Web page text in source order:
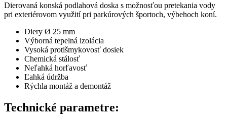
Dierovaná konská podlahová doska s možnosťou pretekania vody
pri exteriérovom využití pri parkúrových športoch, výbehoch koní.
Diery Ø 25 mm
Výborná tepelná izolácia
Vysoká protišmykovosť dosiek
Chemická stálosť
Neľahká horľavosť
Ľahká údržba
Rýchla montáž a demontáž
Technické parametre: